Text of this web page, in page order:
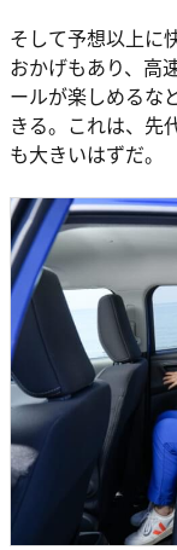
そして予想以上に
おかげもあり、高
ールが楽しめるな
きる。これは、先
も大きいはずだ。